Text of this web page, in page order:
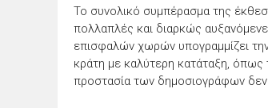
Το συνολικό συμπέρασμα της
πολλαπλές και διαρκώς
επισφαλών χωρών υπογραμμίζει
κράτη με καλύτερη κατάταξη, όπως
προστασία των δημοσιογράφων